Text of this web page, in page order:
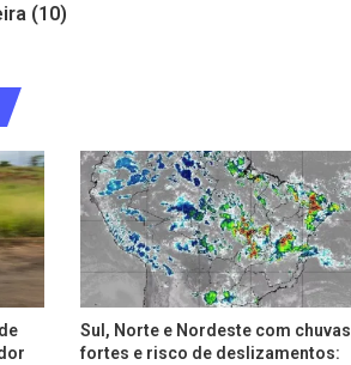
(10)
Sul, Norte e Nordeste com chuvas
fortes e risco de deslizamentos: